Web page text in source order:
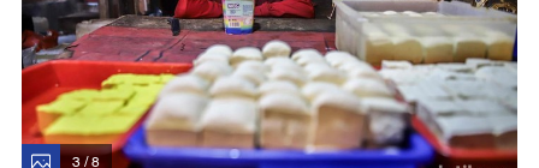
3 / 8